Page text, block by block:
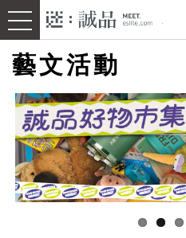
藝文活動